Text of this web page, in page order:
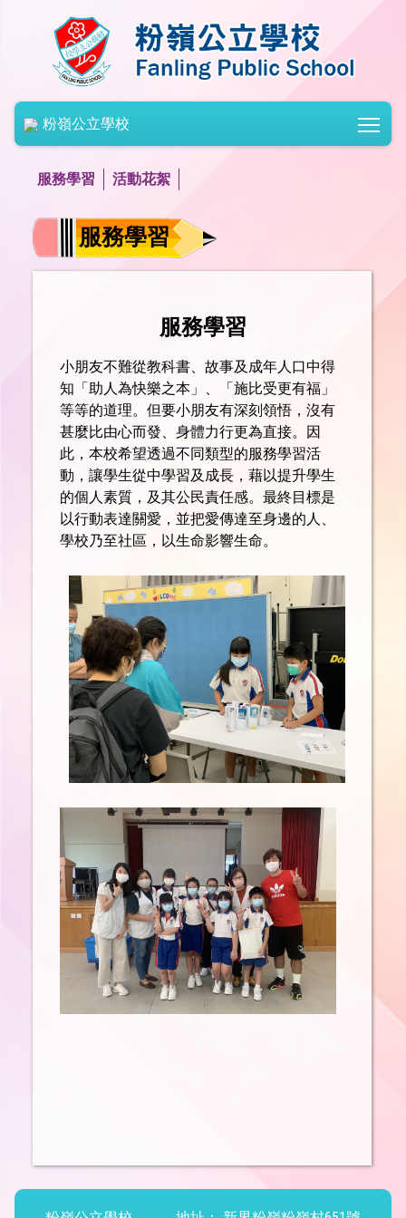
粉嶺公立學校
服務學習 活動花絮
服務學習
服務學習
小朋友不難從教科書、故事及成年人口中得
知「助人為快樂之本」、「施比受更有福」
等等的道理。但要小朋友有深刻領悟，沒有
甚麼比由心而發、身體力行更為直接。因
此，本校希望透過不同類型的服務學習活
動，讓學生從中學習及成長，藉以提升學生
的個人素質，及其公民責任感。最終目標是
以行動表達關愛，並把愛傳達至身邊的人、
學校乃至社區，以生命影響生命。